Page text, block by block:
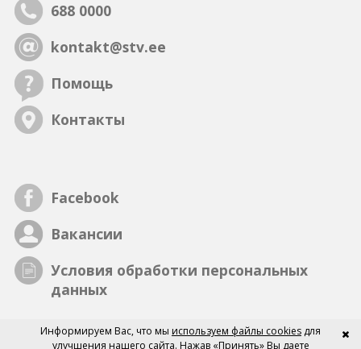
688 0000
kontakt@stv.ee
Помощь
Контакты
Facebook
Вакансии
Условия обработки персональных
данных
Информируем Вас, что мы используем файлы cookies для
улучшения нашего сайта. Нажав «Принять» Вы даете